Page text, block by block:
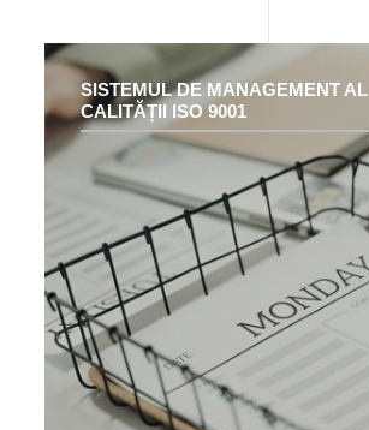
SISTEMUL DE MANAGEMENT AL
CALITĂȚII ISO 9001